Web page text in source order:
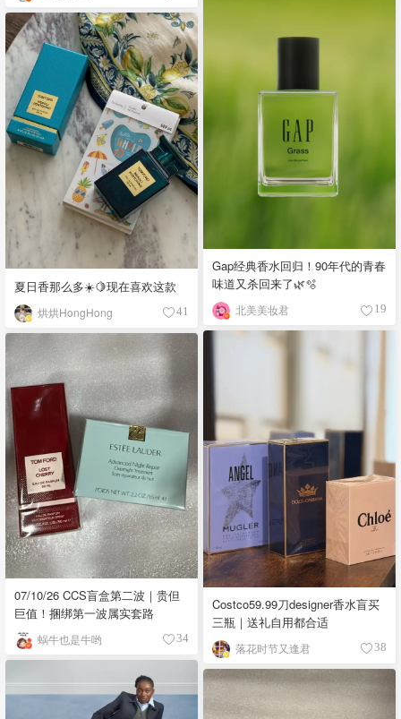
Gap经典香水回归！90年代的青春
味道又杀回来了🌿🫧
北美美妆君 19
夏日香那么多☀️🍋现在喜欢这款
烘烘HongHong 41
Costco59.99刀designer香水盲买
三瓶｜送礼自用都合适
落花时节又逢君 38
07/10/26 CCS盲盒第二波｜贵但
巨值！捆绑第一波属实套路
蜗牛也是牛哟 34